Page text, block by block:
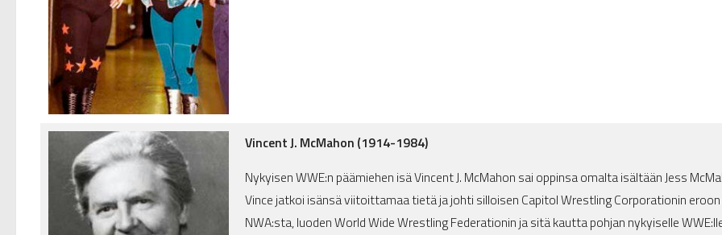
Vincent J. McMahon (1914-1984)
Nykyisen WWE:n päämiehen isä Vincent J. McMahon sai oppinsa omalta isältään Jess
Vince jatkoi isänsä viitoittamaa tietä ja johti silloisen Capitol Wrestling Corporationin eroon
NWA:sta, luoden World Wide Wrestling Federationin ja sitä kautta pohjan nykyiselle